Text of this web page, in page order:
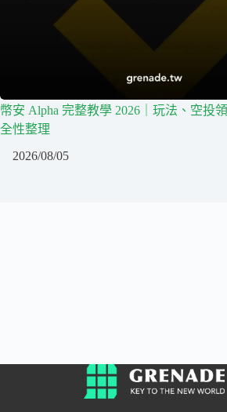
幣安 Alpha 完整教學 2026｜玩法、空投
全性整理
2026/08/05